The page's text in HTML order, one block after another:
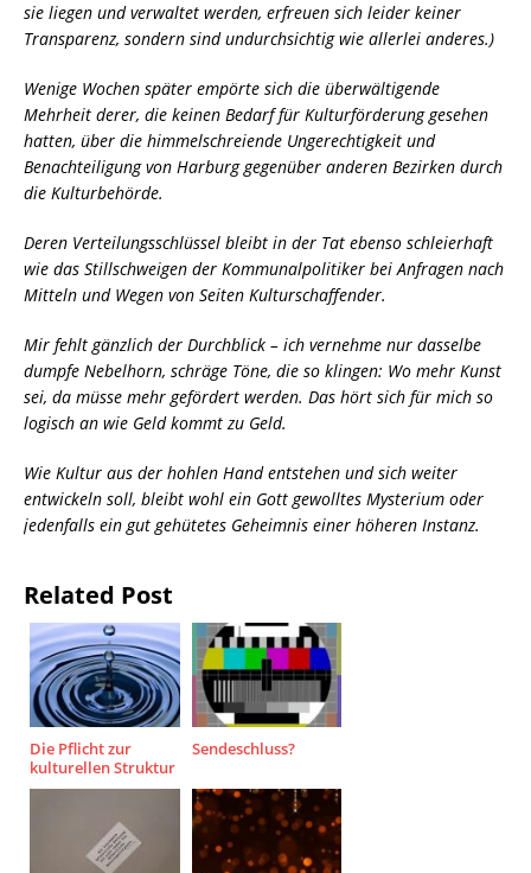
sie liegen und verwaltet werden, erfreuen sich leider keiner
Transparenz, sondern sind undurchsichtig wie allerlei anderes.)
Wenige Wochen später empörte sich die überwältigende
Mehrheit derer, die keinen Bedarf für Kulturförderung gesehen
hatten, über die himmelschreiende Ungerechtigkeit und
Benachteiligung von Harburg gegenüber anderen Bezirken durch
die Kulturbehörde.
Deren Verteilungsschlüssel bleibt in der Tat ebenso schleierhaft
wie das Stillschweigen der Kommunalpolitiker bei Anfragen nach
Mitteln und Wegen von Seiten Kulturschaffender.
Mir fehlt gänzlich der Durchblick – ich vernehme nur dasselbe
dumpfe Nebelhorn, schräge Töne, die so klingen: Wo mehr Kunst
sei, da müsse mehr gefördert werden. Das hört sich für mich so
logisch an wie Geld kommt zu Geld.
Wie Kultur aus der hohlen Hand entstehen und sich weiter
entwickeln soll, bleibt wohl ein Gott gewolltes Mysterium oder
jedenfalls ein gut gehütetes Geheimnis einer höheren Instanz.
Related Post
Die Pflicht zur
kulturellen Struktur
Sendeschluss?